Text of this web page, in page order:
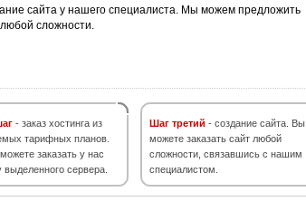
сайта у нашего специалиста. Мы можем предложить
сложности.
- заказ хостинга из
тарифных планов.
заказать у нас
выделенного сервера.
Шаг третий - создание сайта. Вы
можете заказать сайт любой
сложности, связавшись с нашим
специалистом.